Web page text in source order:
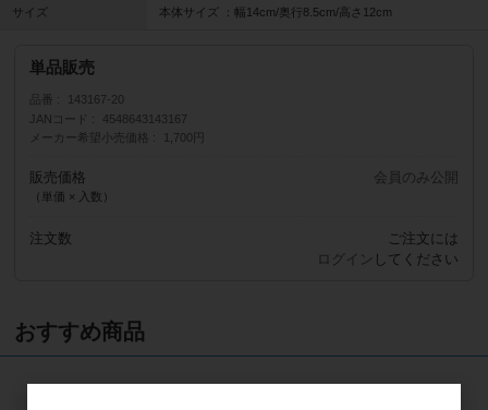
サイズ 本体サイズ ：幅14cm/奥行8.5cm/高さ12cm
単品販売
品番
143167-20
JANコード
4548643143167
メーカー希望小売価格
1,700円
販売価格
（単価 × 入数）
会員のみ公開
注文数
ご注文には
ログイン してください
おすすめ商品